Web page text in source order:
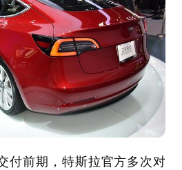
付前期，特斯拉官方多次对